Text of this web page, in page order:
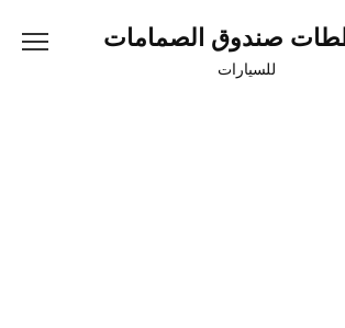
صندوق الصمامات
للسيارات